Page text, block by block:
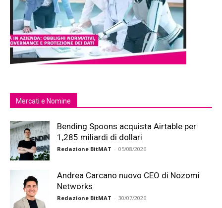
Mercati e Nomine
Bending Spoons acquista Airtable per
1,285 miliardi di dollari
Redazione BitMAT - 05/08/2026
Andrea Carcano nuovo CEO di Nozomi
Networks
Redazione BitMAT - 30/07/2026